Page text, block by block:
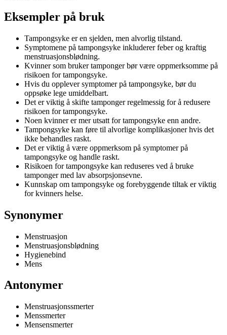
Eksempler på bruk
Tampongsyke er en sjelden, men alvorlig tilstand.
Symptomene på tampongsyke inkluderer feber og kraftig
menstruasjonsblødning.
Kvinner som bruker tamponger bør være oppmerksomme på
risikoen for tampongsyke.
Hvis du opplever symptomer på tampongsyke, bør du
oppsøke lege umiddelbart.
Det er viktig å skifte tamponger regelmessig for å redusere
risikoen for tampongsyke.
Noen kvinner er mer utsatt for tampongsyke enn andre.
Tampongsyke kan føre til alvorlige komplikasjoner hvis det
ikke behandles raskt.
Det er viktig å være oppmerksom på symptomer på
tampongsyke og handle raskt.
Risikoen for tampongsyke kan reduseres ved å bruke
tamponger med lav absorpsjonsevne.
Kunnskap om tampongsyke og forebyggende tiltak er viktig
for kvinners helse.
Synonymer
Menstruasjon
Menstruasjonsblødning
Hygienebind
Mens
Antonymer
Menstruasjonssmerter
Menssmerter
Mensensmerter